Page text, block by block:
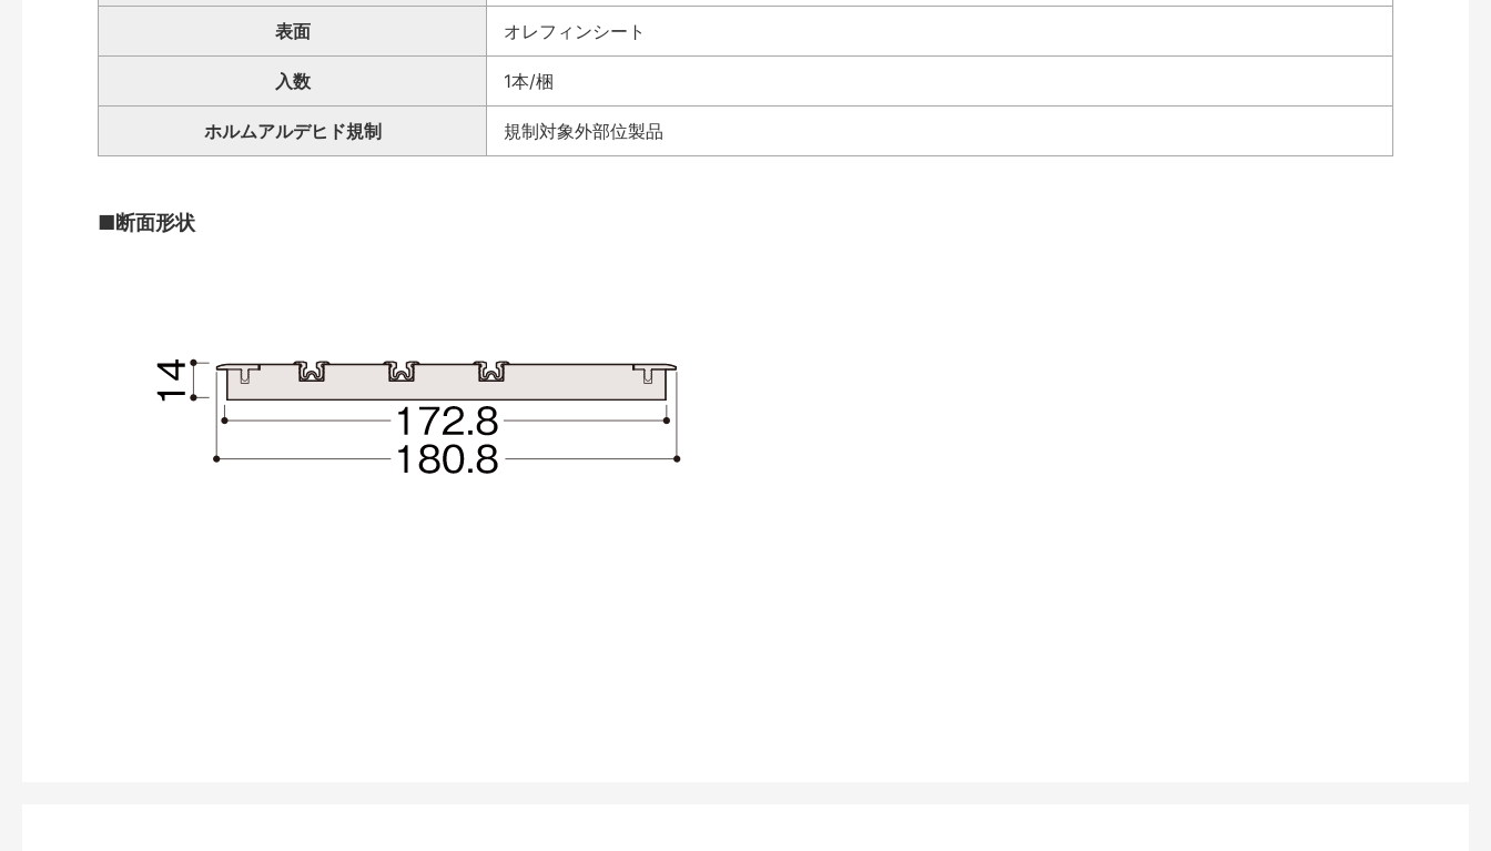
表面 オレフィンシート
入数 1本/梱
ホルムアルデヒド規制 規制対象外部位製品
■断面形状